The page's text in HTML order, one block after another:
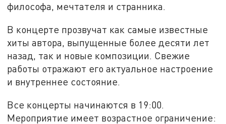
философа, мечтателя и странника.
В концерте прозвучат как самые известные
хиты автора, выпущенные более десяти лет
назад, так и новые композиции. Свежие
работы отражают его актуальное настроение
и внутреннее состояние.
Все концерты начинаются в 19:00.
Мероприятие имеет возрастное ограничение: